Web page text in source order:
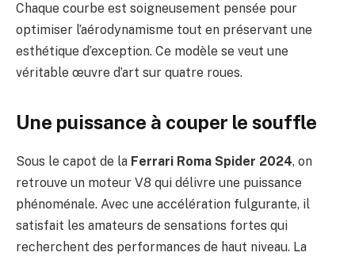
Chaque courbe est soigneusement pensée pour
optimiser l’aérodynamisme tout en préservant une
esthétique d’exception. Ce modèle se veut une
véritable œuvre d’art sur quatre roues.
Une puissance à couper le souffle
Sous le capot de la Ferrari Roma Spider 2024, on
retrouve un moteur V8 qui délivre une puissance
phénoménale. Avec une accélération fulgurante, il
satisfait les amateurs de sensations fortes qui
recherchent des performances de haut niveau. La